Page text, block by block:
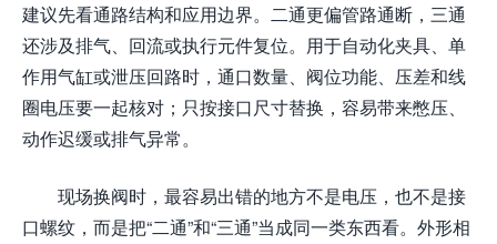
建议先看通路结构和应用边界。二通更偏管路通断，三通
还涉及排气、回流或执行元件复位。用于自动化夹具、单
作用气缸或泄压回路时，通口数量、阀位功能、压差和线
圈电压要一起核对；只按接口尺寸替换，容易带来憋压、
动作迟缓或排气异常。
现场换阀时，最容易出错的地方不是电压，也不是接
口螺纹，而是把“二通”和“三通”当成同一类东西看。外形相